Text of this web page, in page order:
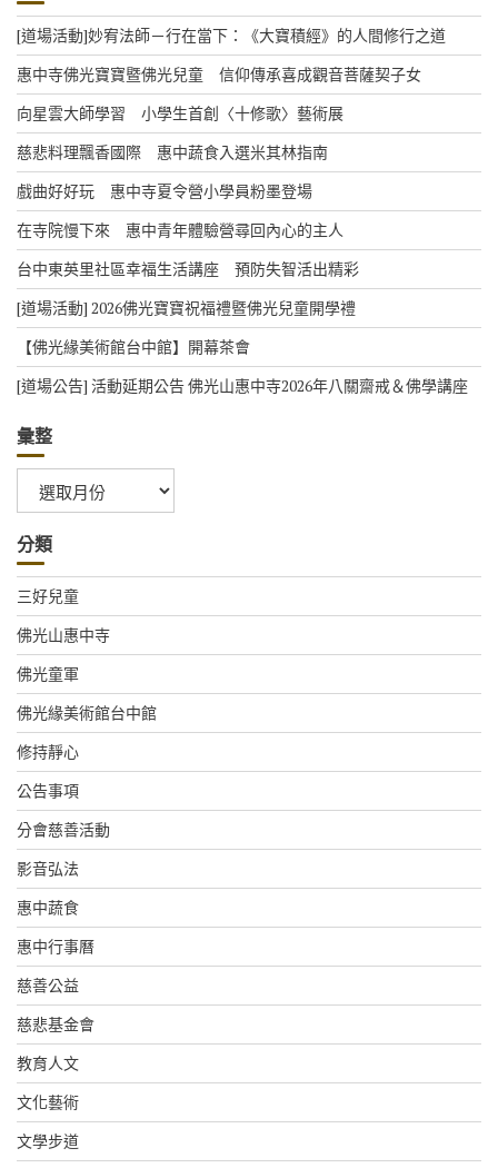
[道場活動]妙宥法師－行在當下：《大寶積經》的人間修行之道
惠中寺佛光寶寶暨佛光兒童 信仰傳承喜成觀音菩薩契子女
向星雲大師學習 小學生首創〈十修歌〉藝術展
慈悲料理飄香國際 惠中蔬食入選米其林指南
戲曲好好玩 惠中寺夏令營小學員粉墨登場
在寺院慢下來 惠中青年體驗營尋回內心的主人
台中東英里社區幸福生活講座 預防失智活出精彩
[道場活動] 2026佛光寶寶祝福禮暨佛光兒童開學禮
【佛光緣美術館台中館】開幕茶會
[道場公告] 活動延期公告 佛光山惠中寺2026年八關齋戒＆佛學講座
彙整
整
分類
三好兒童
佛光山惠中寺
佛光童軍
佛光緣美術館台中館
修持靜心
公告事項
分會慈善活動
影音弘法
惠中蔬食
惠中行事曆
慈善公益
慈悲基金會
教育人文
文化藝術
文學步道